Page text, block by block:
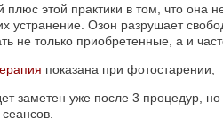
этой практики в том, что она
устранение. Озон разрушает
не только приобретенные, а и
показана при фотостарении,
заметен уже после 3 процедур,